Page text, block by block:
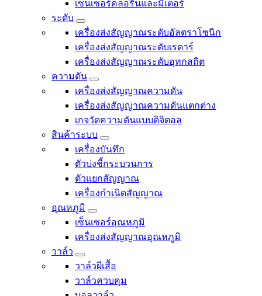
เซ็นเซอร์คลอรีนและมิเตอร์
ระดับ
เครื่องส่งสัญญาณระดับอัลตราโซนิก
เครื่องส่งสัญญาณระดับเรดาร์
เครื่องส่งสัญญาณระดับอุทกสถิต
ความดัน
เครื่องส่งสัญญาณความดัน
เครื่องส่งสัญญาณความดันแตกต่าง
เกจวัดความดันแบบดิจิตอล
สินค้าระบบ
เครื่องบันทึก
ตัวบ่งชี้กระบวนการ
ตัวแยกสัญญาณ
เครื่องกำเนิดสัญญาณ
อุณหภูมิ
เซ็นเซอร์อุณหภูมิ
เครื่องส่งสัญญาณอุณหภูมิ
วาล์ว
วาล์วผีเสื้อ
วาล์วควบคุม